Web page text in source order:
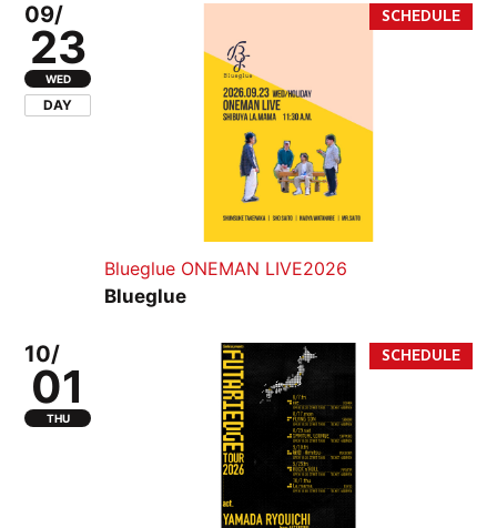
09/
23
WED
DAY
Blueglue ONEMAN LIVE2026
Blueglue
10/
01
THU